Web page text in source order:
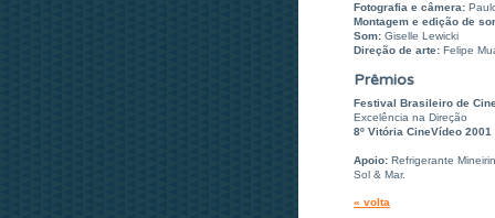
Fotografia e câmera:
Montagem e edição de
Som: Giselle Lewicki
Direção de arte: Felipe
Prêmios
Festival Brasileiro de
Excelência na Direção
8º Vitória CineVídeo 2001
Apoio: Refrigerante
Sol & Mar.
« volta